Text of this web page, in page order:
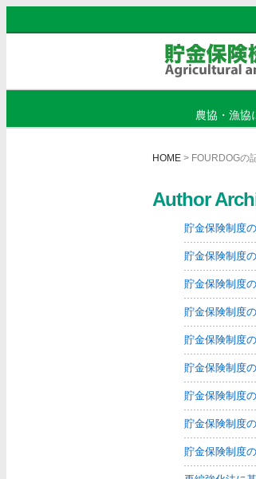
農協・漁協
HOME > FOURDOGの
Author
貯金保険制度
貯金保険制度
貯金保険制度
貯金保険制度
貯金保険制度
貯金保険制度
貯金保険制度
貯金保険制度
貯金保険制度